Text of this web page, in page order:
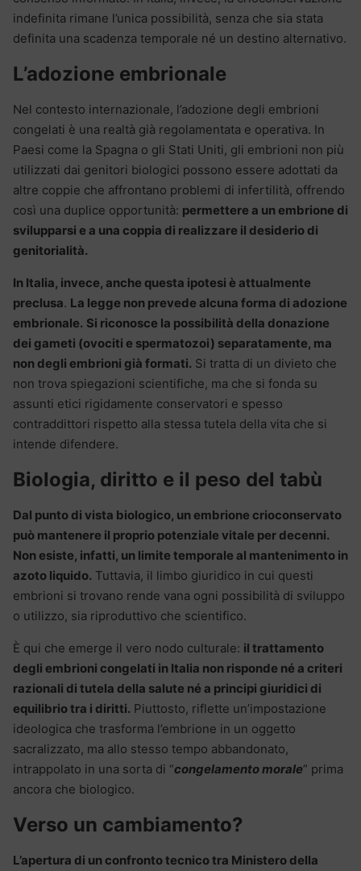
indefinita rimane l’unica possibilità, senza che sia stata
definita una scadenza temporale né un destino alternativo.
L’adozione embrionale
Nel contesto internazionale, l’adozione degli embrioni
congelati è una realtà già regolamentata e operativa. In
Paesi come la Spagna o gli Stati Uniti, gli embrioni non più
utilizzati dai genitori biologici possono essere adottati da
altre coppie che affrontano problemi di infertilità, offrendo
così una duplice opportunità: permettere a un embrione di
svilupparsi e a una coppia di realizzare il desiderio di
genitorialità.
In Italia, invece, anche questa ipotesi è attualmente
preclusa. La legge non prevede alcuna forma di adozione
embrionale. Si riconosce la possibilità della donazione
dei gameti (ovociti e spermatozoi) separatamente, ma
non degli embrioni già formati. Si tratta di un divieto che
non trova spiegazioni scientifiche, ma che si fonda su
assunti etici rigidamente conservatori e spesso
contraddittori rispetto alla stessa tutela della vita che si
intende difendere.
Biologia, diritto e il peso del tabù
Dal punto di vista biologico, un embrione crioconservato
può mantenere il proprio potenziale vitale per decenni.
Non esiste, infatti, un limite temporale al mantenimento in
azoto liquido. Tuttavia, il limbo giuridico in cui questi
embrioni si trovano rende vana ogni possibilità di sviluppo
o utilizzo, sia riproduttivo che scientifico.
È qui che emerge il vero nodo culturale: il trattamento
degli embrioni congelati in Italia non risponde né a criteri
razionali di tutela della salute né a principi giuridici di
equilibrio tra i diritti. Piuttosto, riflette un’impostazione
ideologica che trasforma l’embrione in un oggetto
sacralizzato, ma allo stesso tempo abbandonato,
intrappolato in una sorta di “congelamento morale” prima
ancora che biologico.
Verso un cambiamento?
L’apertura di un confronto tecnico tra Ministero della